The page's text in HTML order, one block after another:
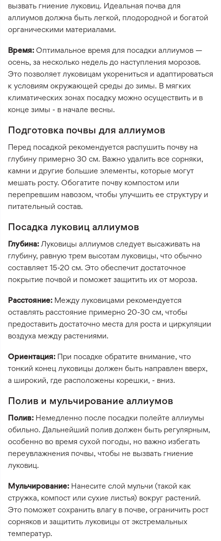
вызвать гниение луковиц. Идеальная почва для
аллиумов должна быть легкой, плодородной и богатой
органическими материалами.
Время: Оптимальное время для посадки аллиумов —
осень, за несколько недель до наступления морозов.
Это позволяет луковицам укорениться и адаптироваться
к условиям окружающей среды до зимы. В мягких
климатических зонах посадку можно осуществить и в
конце зимы - в начале весны.
Подготовка почвы для аллиумов
Перед посадкой рекомендуется распушить почву на
глубину примерно 30 см. Важно удалить все сорняки,
камни и другие большие элементы, которые могут
мешать росту. Обогатите почву компостом или
перепревшим навозом, чтобы улучшить ее структуру и
питательный состав.
Посадка луковиц аллиумов
Глубина: Луковицы аллиумов следует высаживать на
глубину, равную трем высотам луковицы, что обычно
составляет 15-20 см. Это обеспечит достаточное
покрытие почвой и поможет защитить их от мороза.
Расстояние: Между луковицами рекомендуется
оставлять расстояние примерно 20-30 см, чтобы
предоставить достаточно места для роста и циркуляции
воздуха между растениями.
Ориентация: При посадке обратите внимание, что
тонкий конец луковицы должен быть направлен вверх,
а широкий, где расположены корешки, - вниз.
Полив и мульчирование аллиумов
Полив: Немедленно после посадки полейте аллиумы
обильно. Дальнейший полив должен быть регулярным,
особенно во время сухой погоды, но важно избегать
переувлажнения почвы, чтобы не вызвать гниение
луковиц.
Мульчирование: Нанесите слой мульчи (такой как
стружка, компост или сухие листья) вокруг растений.
Это поможет сохранить влагу в почве, ограничить рост
сорняков и защитить луковицы от экстремальных
температур.